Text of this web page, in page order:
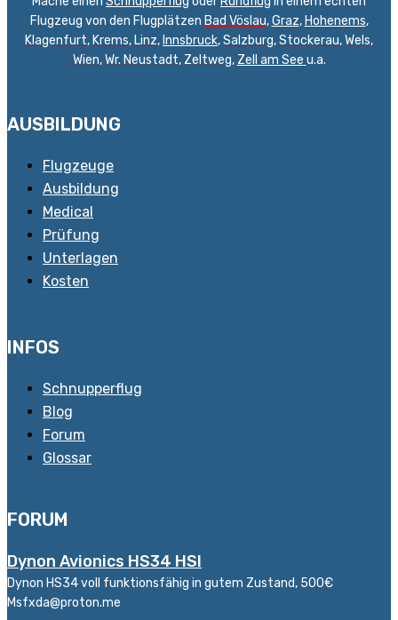
Flugzeug von den Flugplätzen Bad Vöslau,Graz, Hohenems,
Klagenfurt, Krems, Linz, Innsbruck,Salzburg,Stockerau,Wels,
Wien,Wr. Neustadt, Zeltweg, Zell am See u.a.
AUSBILDUNG
Flugzeuge
Ausbildung
Medical
Prüfung
Unterlagen
Kosten
INFOS
Schnupperflug
Blog
Forum
Glossar
FORUM
Dynon Avionics HS34 HSI
Dynon HS34 voll funktionsfähig in gutem Zustand, 500€
Msfxda@proton.me